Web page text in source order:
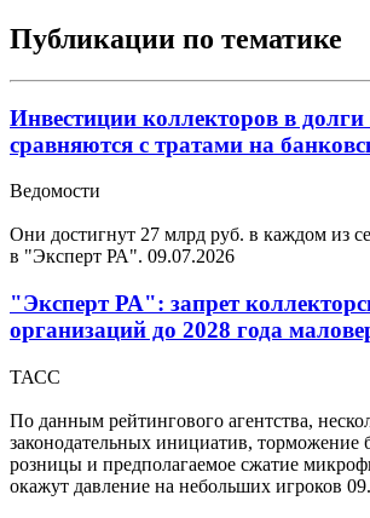
Публикации по тематике
Инвестиции коллекторов в
сравняются с тратами на
Ведомости
Они достигнут 27 млрд руб. в каждом из
в "Эксперт РА". 09.07.2026
"Эксперт РА": запрет
организаций до 2028 года
ТАСС
По данным рейтингового агентства,
законодательных инициатив, торможение
розницы и предполагаемое сжатие
окажут давление на небольших игроков